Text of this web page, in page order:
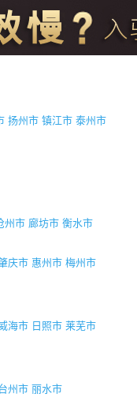
扬州市 镇江市 泰州市
州市 廊坊市 衡水市
庆市 惠州市 梅州市
海市 日照市 莱芜市
州市 丽水市